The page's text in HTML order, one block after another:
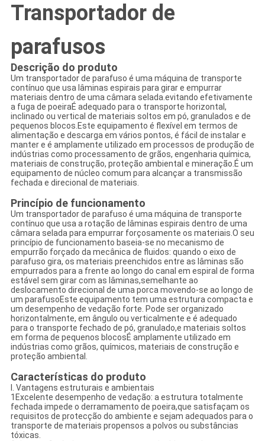
Transportador de
parafusos
Descrição do produto
Um transportador de parafuso é uma máquina de transporte
contínuo que usa lâminas espirais para girar e empurrar
materiais dentro de uma câmara selada.evitando efetivamente
a fuga de poeiraÉ adequado para o transporte horizontal,
inclinado ou vertical de materiais soltos em pó, granulados e de
pequenos blocos.Este equipamento é flexível em termos de
alimentação e descarga em vários pontos, é fácil de instalar e
manter e é amplamente utilizado em processos de produção de
indústrias como processamento de grãos, engenharia química,
materiais de construção, proteção ambiental e mineração.É um
equipamento de núcleo comum para alcançar a transmissão
fechada e direcional de materiais.
Princípio de funcionamento
Um transportador de parafuso é uma máquina de transporte
contínuo que usa a rotação de lâminas espirais dentro de uma
câmara selada para empurrar forçosamente os materiais.O seu
princípio de funcionamento baseia-se no mecanismo de
empurrão forçado da mecânica de fluidos: quando o eixo de
parafuso gira, os materiais preenchidos entre as lâminas são
empurrados para a frente ao longo do canal em espiral de forma
estável sem girar com as lâminas,semelhante ao
deslocamento direcional de uma porca movendo-se ao longo de
um parafusoEste equipamento tem uma estrutura compacta e
um desempenho de vedação forte. Pode ser organizado
horizontalmente, em ângulo ou verticalmente e é adequado
para o transporte fechado de pó, granulado,e materiais soltos
em forma de pequenos blocosÉ amplamente utilizado em
indústrias como grãos, químicos, materiais de construção e
proteção ambiental.
Características do produto
I. Vantagens estruturais e ambientais
1Excelente desempenho de vedação: a estrutura totalmente
fechada impede o derramamento de poeira,que satisfaçam os
requisitos de protecção do ambiente e sejam adequados para o
transporte de materiais propensos a polvos ou substâncias
tóxicas.